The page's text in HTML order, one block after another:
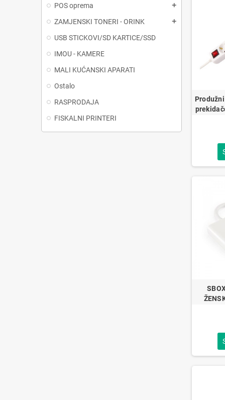
POS oprema add
ZAMJENSKI TONERI - ORINK add
USB STICKOVI/SD KARTICE/SSD
IMOU - KAMERE
MALI KUĆANSKI APARATI
Ostalo
RASPRODAJA
FISKALNI PRINTERI
SBOX